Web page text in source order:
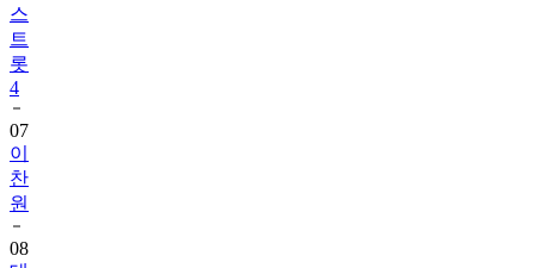
스
트
롯
4
07
이
찬
원
08